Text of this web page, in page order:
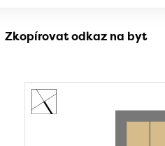
Zkopírovat odkaz na byt